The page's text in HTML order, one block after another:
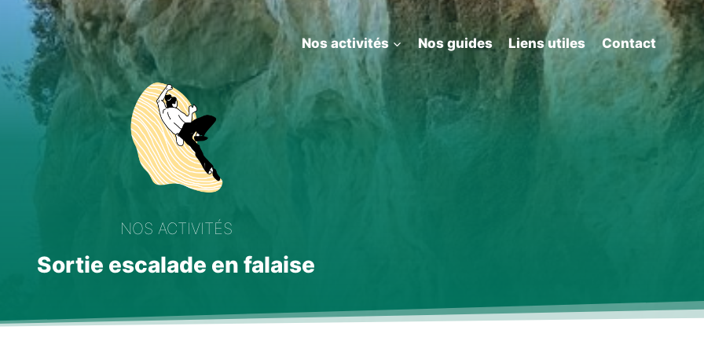
Nos activités Nos guides Liens utiles Contact
NOS ACTIVITÉS
Sortie escalade en falaise